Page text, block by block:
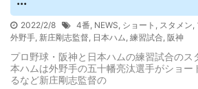
2022/2/8 4番, NEWS, ショート , スタメン,
外野手, 新庄剛志監督, 日本ハム, 練習試合, 阪神
プロ野球・阪神と日本ハムの練習試合のス
本ハムは外野手の五十幡亮汰選手がショー
るなど新庄剛志監督の